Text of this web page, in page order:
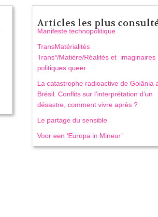
Articles les plus
Manifeste technopolitique
TransMatérialités
Trans*/Matière/Réalités et imaginaires
politiques queer
La catastrophe radioactive de Goiânia
Brésil. Conflits sur l’interprétation d’un
désastre, comment vivre après ?
Le partage du sensible
Voor een ‘Europa in Mineur’